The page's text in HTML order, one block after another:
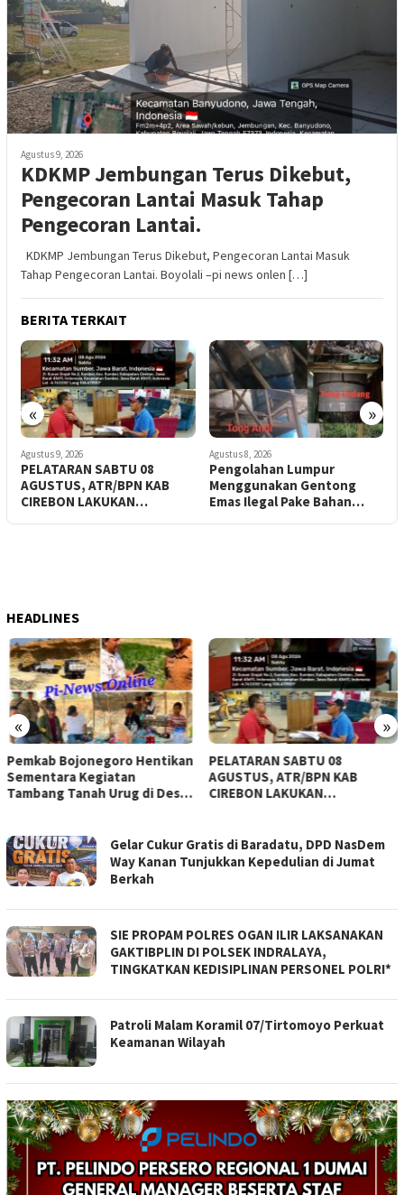
Agustus 9, 2026
KDKMP Jembungan Terus Dikebut,
Pengecoran Lantai Masuk Tahap
Pengecoran Lantai.
KDKMP Jembungan Terus Dikebut, Pengecoran Lantai Masuk
Tahap Pengecoran Lantai. Boyolali –pi news onlen […]
BERITA TERKAIT
« »
Agustus 9, 2026
PELATARAN SABTU 08
AGUSTUS, ATR/BPN KAB
CIREBON LAKUKAN
Agustus 8, 2026
Pengolahan Lumpur
Menggunakan Gentong
Emas Ilegal Pake Bahan
HEADLINES
« »
Pemkab Bojonegoro Hentikan
Sementara Kegiatan
Tambang Tanah Urug di Desa
PELATARAN SABTU 08
AGUSTUS, ATR/BPN KAB
CIREBON LAKUKAN
PI-
NEWS
Gelar Cukur Gratis di Baradatu, DPD NasDem
Way Kanan Tunjukkan Kepedulian di Jumat
Berkah
SIE PROPAM POLRES OGAN ILIR LAKSANAKAN
GAKTIBPLIN DI POLSEK INDRALAYA,
TINGKATKAN KEDISIPLINAN PERSONEL POLRI*
Patroli Malam Koramil 07/Tirtomoyo Perkuat
Keamanan Wilayah